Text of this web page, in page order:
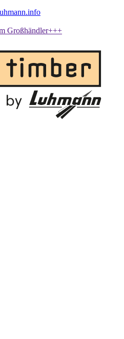
Großhändler+++